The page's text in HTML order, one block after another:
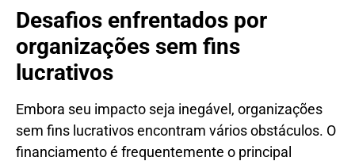
Desafios enfrentados por
organizações sem fins
lucrativos
Embora seu impacto seja inegável, organizações
sem fins lucrativos encontram vários obstáculos. O
financiamento é frequentemente o principal